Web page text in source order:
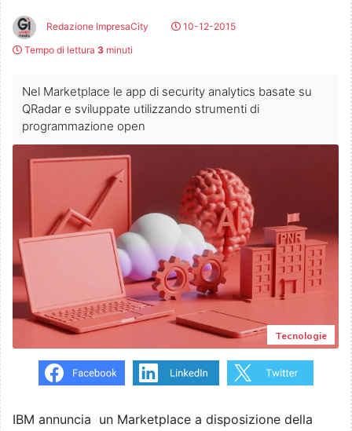
Redazione ImpresaCity
10-12-2015
Tempo di lettura 3 minuti
Nel Marketplace le app di security analytics basate su
QRadar e sviluppate utilizzando strumenti di
programmazione open
Tecnologie
IBM annuncia un Marketplace a disposizione della